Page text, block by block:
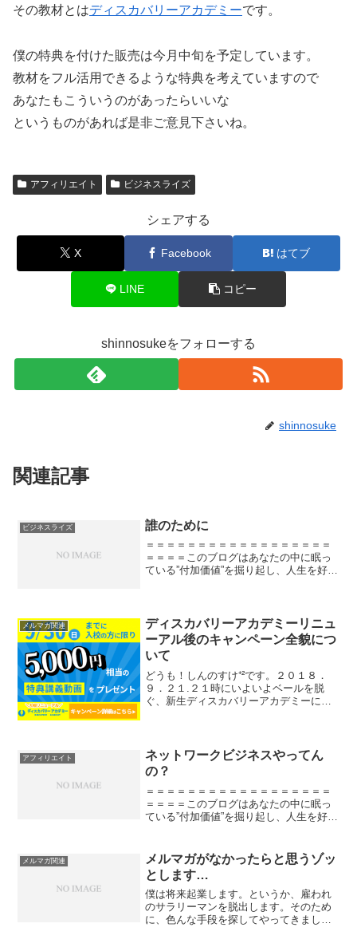
その教材とはディスカバリーアカデミーです。
僕の特典を付けた販売は今月中旬を予定しています。
教材をフル活用できるような特典を考えていますので
あなたもこういうのがあったらいいな
というものがあれば是非ご意見下さいね。
アフィリエイト ビジネスライズ
シェアする
X Facebook はてブ
LINE コピー
shinnosukeをフォローする
shinnosuke
関連記事
ビジネスライズ 誰のために
＝＝＝＝＝＝＝＝＝＝＝＝＝＝＝＝＝＝
＝＝＝＝このブログはあなたの中に眠っ
ている”付加価値”を掘り起し、人生を好転
す。＝＝＝＝＝＝＝＝＝...
メルマガ関連
ディスカバリーアカデミーリニュ
ーアル後のキャンペーン全貌につ
いて
どうも！しんのすけ⁺²です。２０１８．
９．２１.２１時にいよいよベールを脱
ぐ、新生ディスカバリーアカデミーにつ
事ももちろん、新生ディ...
アフィリエイト
ネットワークビジネスやってん
の？
＝＝＝＝＝＝＝＝＝＝＝＝＝＝＝＝＝＝
＝＝＝＝このブログはあなたの中に眠っ
ている”付加価値”を掘り起し、人生を好転
インしたい３０代男性サラリーマンで
す。＝＝＝＝＝＝＝＝＝...
メルマガ関連
メルマガがなかったらと思うゾッ
とします…
僕は将来起業します。というか、雇われ
のサラリーマンを脱出します。そのため
に、色んな手段を探してやってきまし